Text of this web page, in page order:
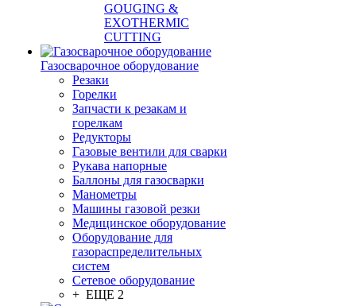
GOUGING &
EXOTHERMIC
CUTTING
Газосварочное оборудование
Резаки
Горелки
Запчасти к резакам и
горелкам
Редукторы
Газовые вентили для сварки
Рукава напорные
Баллоны для газосварки
Манометры
Машины газовой резки
Медицинское оборудование
Оборудование для
газораспределительных
систем
Сетевое оборудование
+ ЕЩЕ 2